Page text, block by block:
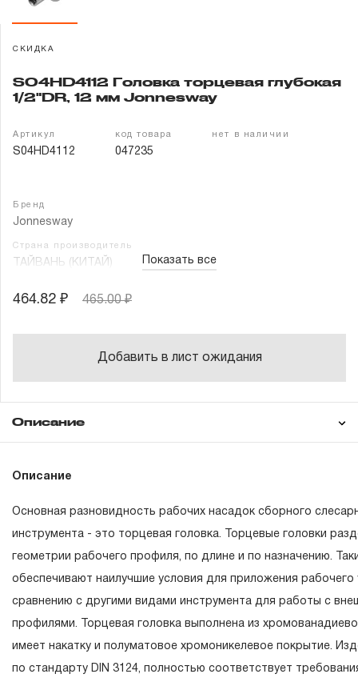
Партнерам
СКИДКА
S04HD4112 Головка торцевая глубокая
1/2"DR, 12 мм Jonnesway
Артикул
S04HD4112
код товара
047235
нет в наличии
Бренд
Jonnesway
Страна производитель
ТАЙВАНЬ (КИТАЙ) Показать все
464.82 ₽ 465.00 ₽
Добавить в лист ожидания
Описание
Описание
Основная разновидность рабочих насадок сборного
инструмента - это торцевая головка. Торцевые головки
геометрии рабочего профиля, по длине и по назначению.
обеспечивают наилучшие условия для приложения рабочего
сравнению с другими видами инструмента для работы с
профилями. Торцевая головка выполнена из
имеет накатку и полуматовое хромоникелевое покрытие.
по стандарту DIN 3124, полностью соответствует
Понятие «ПОЖИЗНЕННАЯ ГАРАНТИЯ».
1.1 Понятие «ПОЖИЗНЕННАЯ ГАРАНТИЯ» включает в
неограниченного срока поддержания гарантийных
течение всего периода эксплуатации изделия, а также
вышедшего из строя инструмента, если при проведении